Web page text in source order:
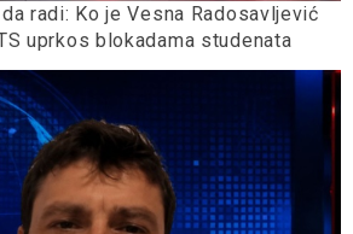
radi: Ko je Vesna Radosavljević
uprkos blokadama studenata